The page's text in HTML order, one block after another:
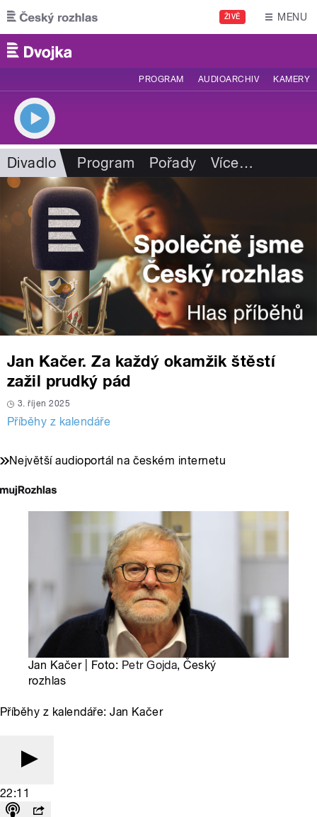
Přejít k hlavnímu obsahu
ŽIVĚ MENU
PROGRAM AUDIOARCHIV KAMERY
Divadlo Program Pořady Více…
Jan Kačer. Za každý okamžik štěstí
zažil prudký pád
3. říjen 2025
Příběhy z kalendáře
Největší audioportál na českém internetu
Jan Kačer | Foto: Petr Gojda, Český
rozhlas
Příběhy z kalendáře: Jan Kačer
22:11